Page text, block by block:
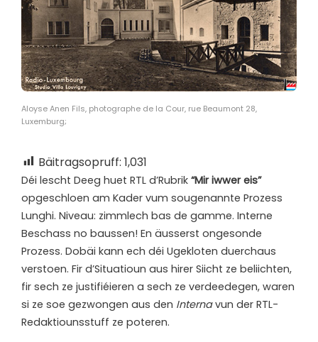
Aloyse Anen Fils, photographe de la Cour, rue Beaumont 28,
Luxemburg;
Bäitragsopruff: 1,031
Déi lescht Deeg huet RTL d’Rubrik “Mir iwwer eis”
opgeschloen am Kader vum sougenannte Prozess
Lunghi. Niveau: zimmlech bas de gamme. Interne
Beschass no baussen! En äusserst ongesonde
Prozess. Dobäi kann ech déi Ugekloten duerchaus
verstoen. Fir d’Situatioun aus hirer Siicht ze beliichten,
fir sech ze justifiéieren a sech ze verdeedegen, waren
si ze soe gezwongen aus den Internavun der RTL-
Redaktiounsstuff ze poteren.